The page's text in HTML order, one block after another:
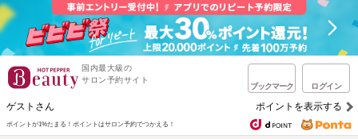
国内最大級の
サロン予約サイト
ブックマーク ログイン
ゲストさん ポイントを表示する
ポイントが1%たまる！ ポイントはサロン予約でつかえる！